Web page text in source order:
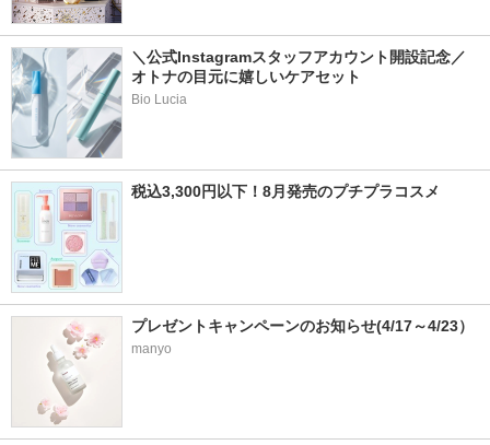
＼公式Instagramスタッフアカウント開設記念／
オトナの目元に嬉しいケアセット
Bio Lucia
税込3,300円以下！8月発売のプチプラコスメ
プレゼントキャンペーンのお知らせ(4/17～4/23）
manyo